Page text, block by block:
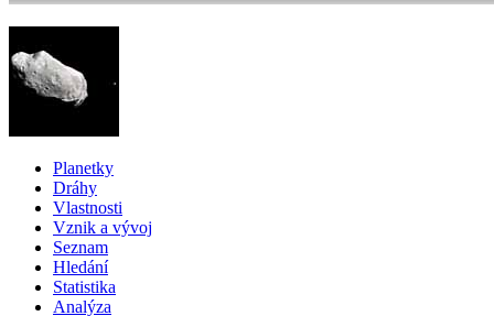
Planetky
Dráhy
Vlastnosti
Vznik a vývoj
Seznam
Hledání
Statistika
Analýza